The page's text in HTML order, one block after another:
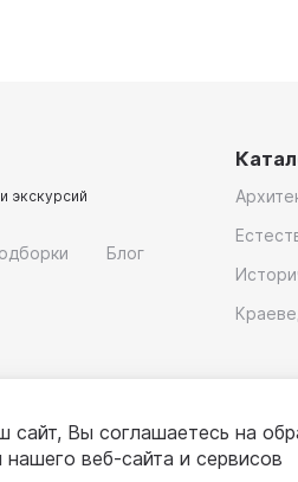
экскурсий
Блог
Вы соглашаетесь на
веб-сайта и сервисов